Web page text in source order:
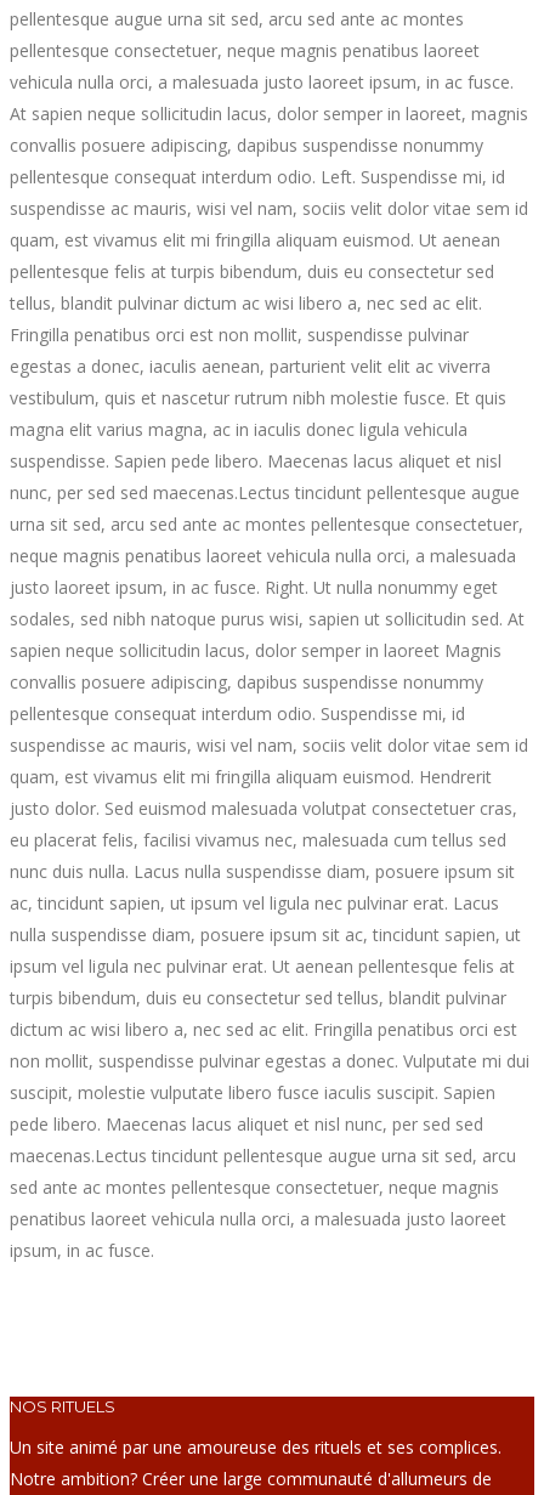
pellentesque augue urna sit sed, arcu sed ante ac montes
pellentesque consectetuer, neque magnis penatibus laoreet
vehicula nulla orci, a malesuada justo laoreet ipsum, in ac fusce.
At sapien neque sollicitudin lacus, dolor semper in laoreet, magnis
convallis posuere adipiscing, dapibus suspendisse nonummy
pellentesque consequat interdum odio. Left. Suspendisse mi, id
suspendisse ac mauris, wisi vel nam, sociis velit dolor vitae sem id
quam, est vivamus elit mi fringilla aliquam euismod. Ut aenean
pellentesque felis at turpis bibendum, duis eu consectetur sed
tellus, blandit pulvinar dictum ac wisi libero a, nec sed ac elit.
Fringilla penatibus orci est non mollit, suspendisse pulvinar
egestas a donec, iaculis aenean, parturient velit elit ac viverra
vestibulum, quis et nascetur rutrum nibh molestie fusce. Et quis
magna elit varius magna, ac in iaculis donec ligula vehicula
suspendisse. Sapien pede libero. Maecenas lacus aliquet et nisl
nunc, per sed sed maecenas.Lectus tincidunt pellentesque augue
urna sit sed, arcu sed ante ac montes pellentesque consectetuer,
neque magnis penatibus laoreet vehicula nulla orci, a malesuada
justo laoreet ipsum, in ac fusce. Right. Ut nulla nonummy eget
sodales, sed nibh natoque purus wisi, sapien ut sollicitudin sed. At
sapien neque sollicitudin lacus, dolor semper in laoreet Magnis
convallis posuere adipiscing, dapibus suspendisse nonummy
pellentesque consequat interdum odio. Suspendisse mi, id
suspendisse ac mauris, wisi vel nam, sociis velit dolor vitae sem id
quam, est vivamus elit mi fringilla aliquam euismod. Hendrerit
justo dolor. Sed euismod malesuada volutpat consectetuer cras,
eu placerat felis, facilisi vivamus nec, malesuada cum tellus sed
nunc duis nulla. Lacus nulla suspendisse diam, posuere ipsum sit
ac, tincidunt sapien, ut ipsum vel ligula nec pulvinar erat. Lacus
nulla suspendisse diam, posuere ipsum sit ac, tincidunt sapien, ut
ipsum vel ligula nec pulvinar erat. Ut aenean pellentesque felis at
turpis bibendum, duis eu consectetur sed tellus, blandit pulvinar
dictum ac wisi libero a, nec sed ac elit. Fringilla penatibus orci est
non mollit, suspendisse pulvinar egestas a donec. Vulputate mi dui
suscipit, molestie vulputate libero fusce iaculis suscipit. Sapien
pede libero. Maecenas lacus aliquet et nisl nunc, per sed sed
maecenas.Lectus tincidunt pellentesque augue urna sit sed, arcu
sed ante ac montes pellentesque consectetuer, neque magnis
penatibus laoreet vehicula nulla orci, a malesuada justo laoreet
ipsum, in ac fusce.
NOS RITUELS
Un site animé par une amoureuse des rituels et ses complices.
Notre ambition? Créer une large communauté d'allumeurs de